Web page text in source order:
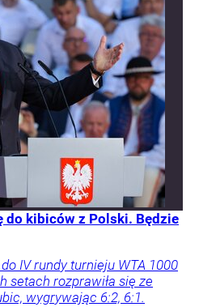
do kibiców z Polski. Będzie
IV rundy turnieju WTA 1000
setach rozprawiła się ze
wygrywając 6:2, 6:1.